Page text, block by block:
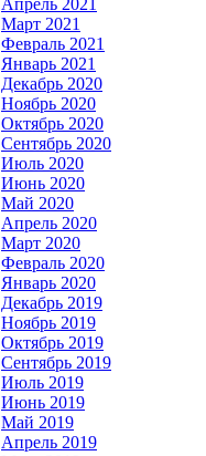
Апрель 2021
Март 2021
Февраль 2021
Январь 2021
Декабрь 2020
Ноябрь 2020
Октябрь 2020
Сентябрь 2020
Июль 2020
Июнь 2020
Май 2020
Апрель 2020
Март 2020
Февраль 2020
Январь 2020
Декабрь 2019
Ноябрь 2019
Октябрь 2019
Сентябрь 2019
Июль 2019
Июнь 2019
Май 2019
Апрель 2019